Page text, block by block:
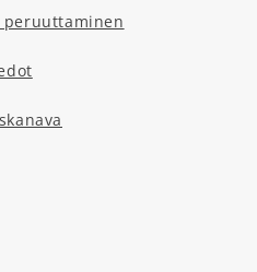
peruuttaminen